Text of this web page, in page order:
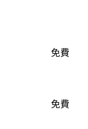
免費
免費